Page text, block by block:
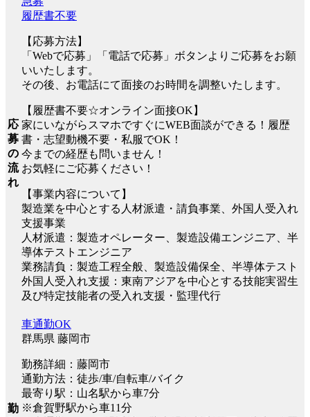
応
募
の
流
れ
履歴書不要
【応募方法】
「Webで応募」「電話で応募」ボタンよりご応募をお願
いいたします。
その後、お電話にて面接のお時間を調整いたします。
【履歴書不要☆オンライン面接OK】
家にいながらスマホですぐにWEB面談ができる！履歴
書・志望動機不要・私服でOK！
今までの経歴も問いません！
お気軽にご応募ください！
【事業内容について】
製造業を中心とする人材派遣・請負事業、外国人受入れ
支援事業
人材派遣：製造オペレーター、製造設備エンジニア、半
導体テストエンジニア
業務請負：製造工程全般、製造設備保全、半導体テスト
外国人受入れ支援：東南アジアを中心とする技能実習生
及び特定技能者の受入れ支援・監理代行
勤
車通勤OK
群馬県 藤岡市
勤務詳細：藤岡市
通勤方法：徒歩/車/自転車/バイク
最寄り駅：山名駅から車7分
※倉賀野駅から車11分